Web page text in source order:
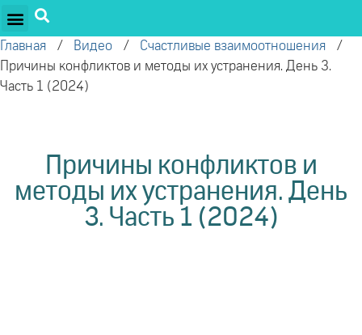
Главная / Видео / Счастливые взаимоотношения /
Причины конфликтов и методы их устранения. День 3.
Часть 1 (2024)
Причины конфликтов и
методы их устранения. День
3. Часть 1 (2024)